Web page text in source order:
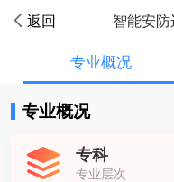
返回 智能安
专业概况
专业概况
专科
专业层次